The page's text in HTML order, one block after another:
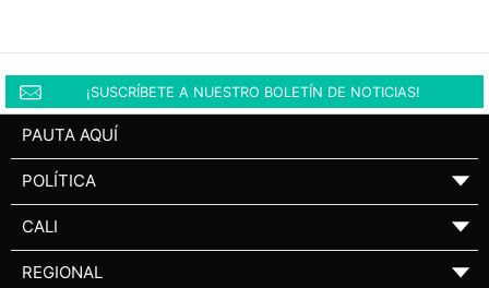
¡SUSCRÍBETE A NUESTRO BOLETÍN DE NOTICIAS!
PAUTA AQUÍ
POLÍTICA ▼
CALI ▼
REGIONAL ▼